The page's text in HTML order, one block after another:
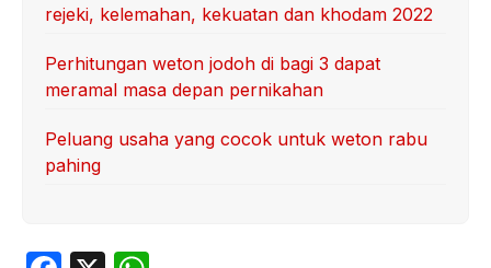
rejeki, kelemahan, kekuatan dan khodam 2022
Perhitungan weton jodoh di bagi 3 dapat
meramal masa depan pernikahan
Peluang usaha yang cocok untuk weton rabu
pahing